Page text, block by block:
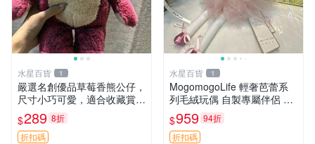
水星百貨 1
嚴選名創優品草莓香熊公仔，
尺寸小巧可愛，適合收藏賞玩
30cm 玩具 公仔 草莓熊
$289 8折
折扣碼
水星百貨 1
MogomogoLife 輕奢芭蕾系
列毛絨玩偶 自製專屬伴侶 帶
標牌全新成色 芭蕾系列 毛絨
玩偶 安撫玩具 新款上架
$959 94折
折扣碼